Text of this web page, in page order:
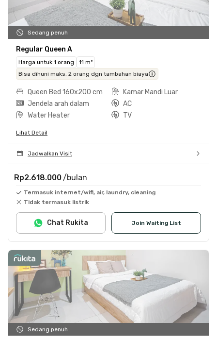
Sedang penuh
Regular Queen A
Harga untuk 1 orang
11 m²
Bisa dihuni maks. 2 orang dgn tambahan biaya
Queen Bed 160x200 cm
Kamar Mandi Luar
Jendela arah dalam
AC
Water Heater
TV
Lihat Detail
Jadwalkan Visit
Rp2.618.000 /bulan
Termasuk internet/wifi, air, laundry, cleaning
Tidak termasuk listrik
Join Waiting List
Chat Rukita
Sedang penuh